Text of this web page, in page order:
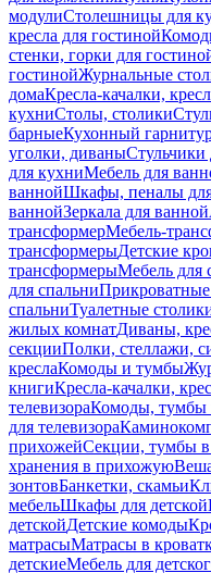
модулиСтолешницы для
кресла для гостиной
стенки, горки для
гостинойЖурнальные
домаКресла-качалки,
кухниСтолы, столики
барныеКухонный
уголки, диваныСтульчики
для кухниМебель для
ваннойШкафы, пеналы
ваннойЗеркала для ванной
трансформерМебель-
трансформерыДетские
трансформерыМебель для
для спальни
спальниТуалетные
жилых комнатДиваны,
секцииПолки, стеллажи,
креслаКомоды и тумбы
книгиКресла-качалки,
телевизораКомоды, тумбы
для телевизора
прихожейСекции, тумбы
хранения в прихожую
зонтовБанкетки, скамьи
мебельШкафы для детской
детскойДетские комоды
матрасыМатрасы в
детскиеМебель для